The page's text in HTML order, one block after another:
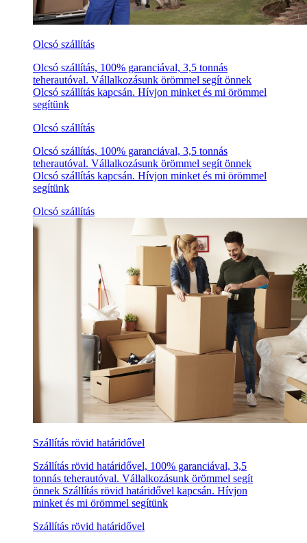
Olcsó szállítás
Olcsó szállítás, 100% garanciával, 3,5 tonnás
teherautóval. Vállalkozásunk örömmel segít önnek
Olcsó szállítás kapcsán. Hívjon minket és mi örömmel
segítünk
Olcsó szállítás
Olcsó szállítás, 100% garanciával, 3,5 tonnás
teherautóval. Vállalkozásunk örömmel segít önnek
Olcsó szállítás kapcsán. Hívjon minket és mi örömmel
segítünk
Olcsó szállítás
Szállítás rövid határidővel
Szállítás rövid határidővel, 100% garanciával, 3,5
tonnás teherautóval. Vállalkozásunk örömmel segít
önnek Szállítás rövid határidővel kapcsán. Hívjon
minket és mi örömmel segítünk
Szállítás rövid határidővel